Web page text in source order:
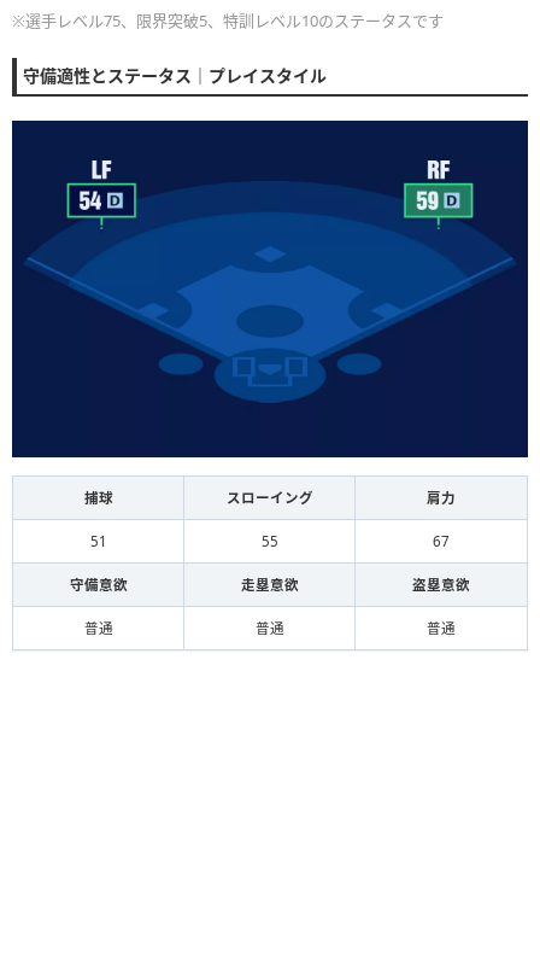
※選手レベル75、限界突破5、特訓レベル10のステータスです
守備適性とステータス｜プレイスタイル
捕球 スローイング 肩力
51 55 67
守備意欲 走塁意欲 盗塁意欲
普通 普通 普通